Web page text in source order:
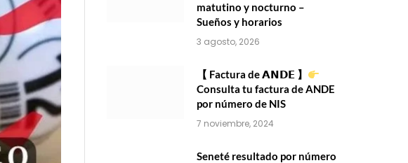
matutino y nocturno –
Sueños y horarios
3 agosto, 2026
【 Factura de 𝗔𝗡𝗗𝗘 】
Consulta tu factura de ANDE
por número de NIS
7 noviembre, 2024
Seneté resultado por número